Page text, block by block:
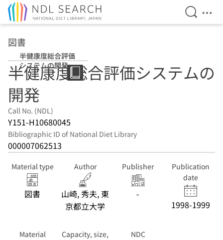
Open
図書
半健康度総合評価
システムの開発
半健康度総合評価システムの
開発
Call No. (NDL)
Y151-H10680045
Bibliographic ID of National Diet Library
000007062513
Material type
図書
Author
山崎, 秀夫, 東
京都立大学
Publisher
-
Publication
date
1998-1999
Material
Capacity, size,
NDC